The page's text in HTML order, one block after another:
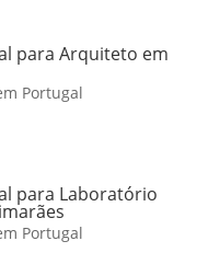
para Arquiteto em
Portugal
para Laboratório
Portugal